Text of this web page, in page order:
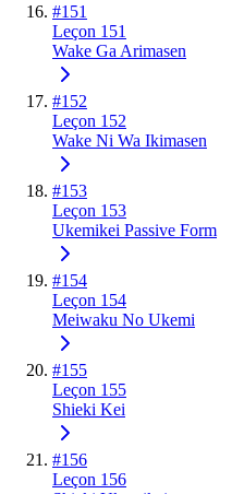
#151
Leçon 151
Wake Ga Arimasen
#152
Leçon 152
Wake Ni Wa Ikimasen
#153
Leçon 153
Ukemikei Passive Form
#154
Leçon 154
Meiwaku No Ukemi
#155
Leçon 155
Shieki Kei
#156
Leçon 156